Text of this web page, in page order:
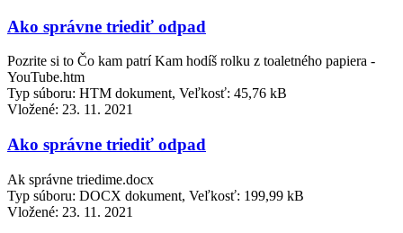
Ako správne triediť odpad
Pozrite si to Čo kam patrí Kam hodíš rolku z toaletného papiera -
YouTube.htm
Typ súboru: HTM dokument, Veľkosť: 45,76 kB
Vložené: 23. 11. 2021
Ako správne triediť odpad
Ak správne triedime.docx
Typ súboru: DOCX dokument, Veľkosť: 199,99 kB
Vložené: 23. 11. 2021